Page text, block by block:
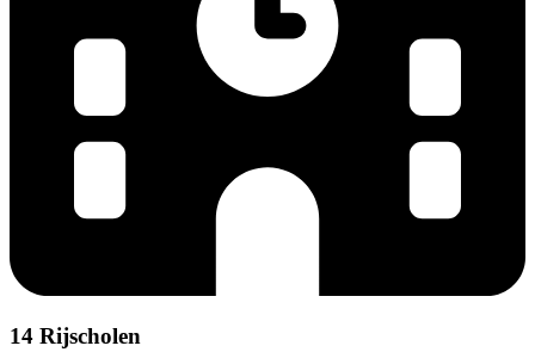
14 Rijscholen